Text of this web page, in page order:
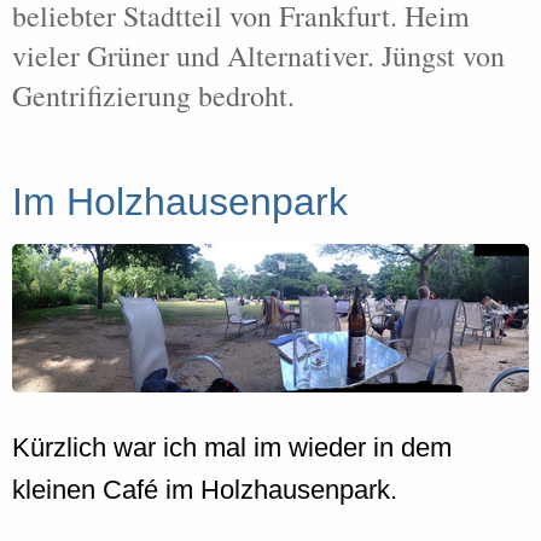
beliebter Stadtteil von Frankfurt. Heim
vieler Grüner und Alternativer. Jüngst von
Gentrifizierung bedroht.
Im Holzhausenpark
Kürzlich war ich mal im wieder in dem
kleinen Café im Holzhausenpark.